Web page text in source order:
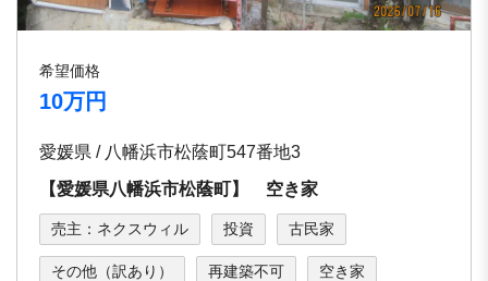
希望価格
10万円
愛媛県 / 八幡浜市松蔭町547番地3
【愛媛県八幡浜市松蔭町】 空き家
売主：ネクスウィル 投資 古民家
その他（訳あり） 再建築不可 空き家